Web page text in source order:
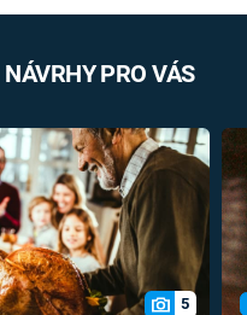
NÁVRHY PRO VÁS
5